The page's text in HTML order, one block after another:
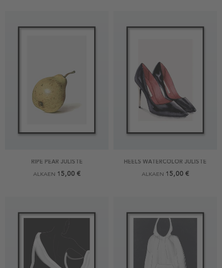
RIPE PEAR JULISTE
ALKAEN 15,00 €
HEELS WATERCOLOR JULISTE
ALKAEN 15,00 €